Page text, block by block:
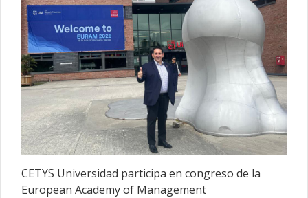
CETYS Universidad participa en congreso de la
European Academy of Management